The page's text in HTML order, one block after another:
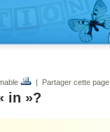
| Partager cette page
in »?